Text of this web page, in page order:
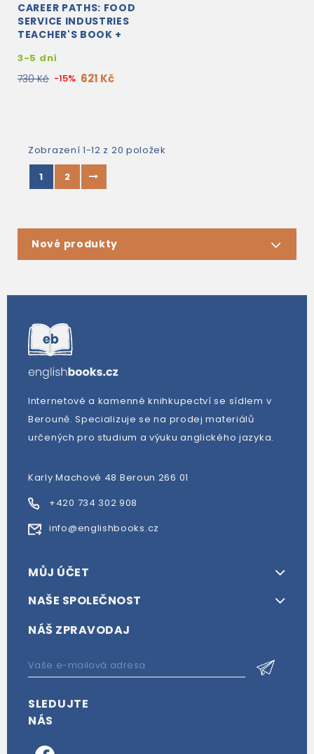
CAREER PATHS: FOOD
SERVICE INDUSTRIES
TEACHER'S BOOK +
CROSS-PLATFORM...
3-5 dní
730 Kč -15% 621 Kč
Zobrazení 1-12 z 20 položek
1
2
Nové produkty
Internetové a kamenné knihkupectví se sídlem v
Berouně. Specializuje se na prodej materiálů
určených pro studium a výuku anglického jazyka.
Karly Machové 48 Beroun 266 01
+420 734 302 908
info@englishbooks.cz
MŮJ ÚČET
NAŠE SPOLEČNOST
NÁŠ ZPRAVODAJ
SLEDUJTE
NÁS